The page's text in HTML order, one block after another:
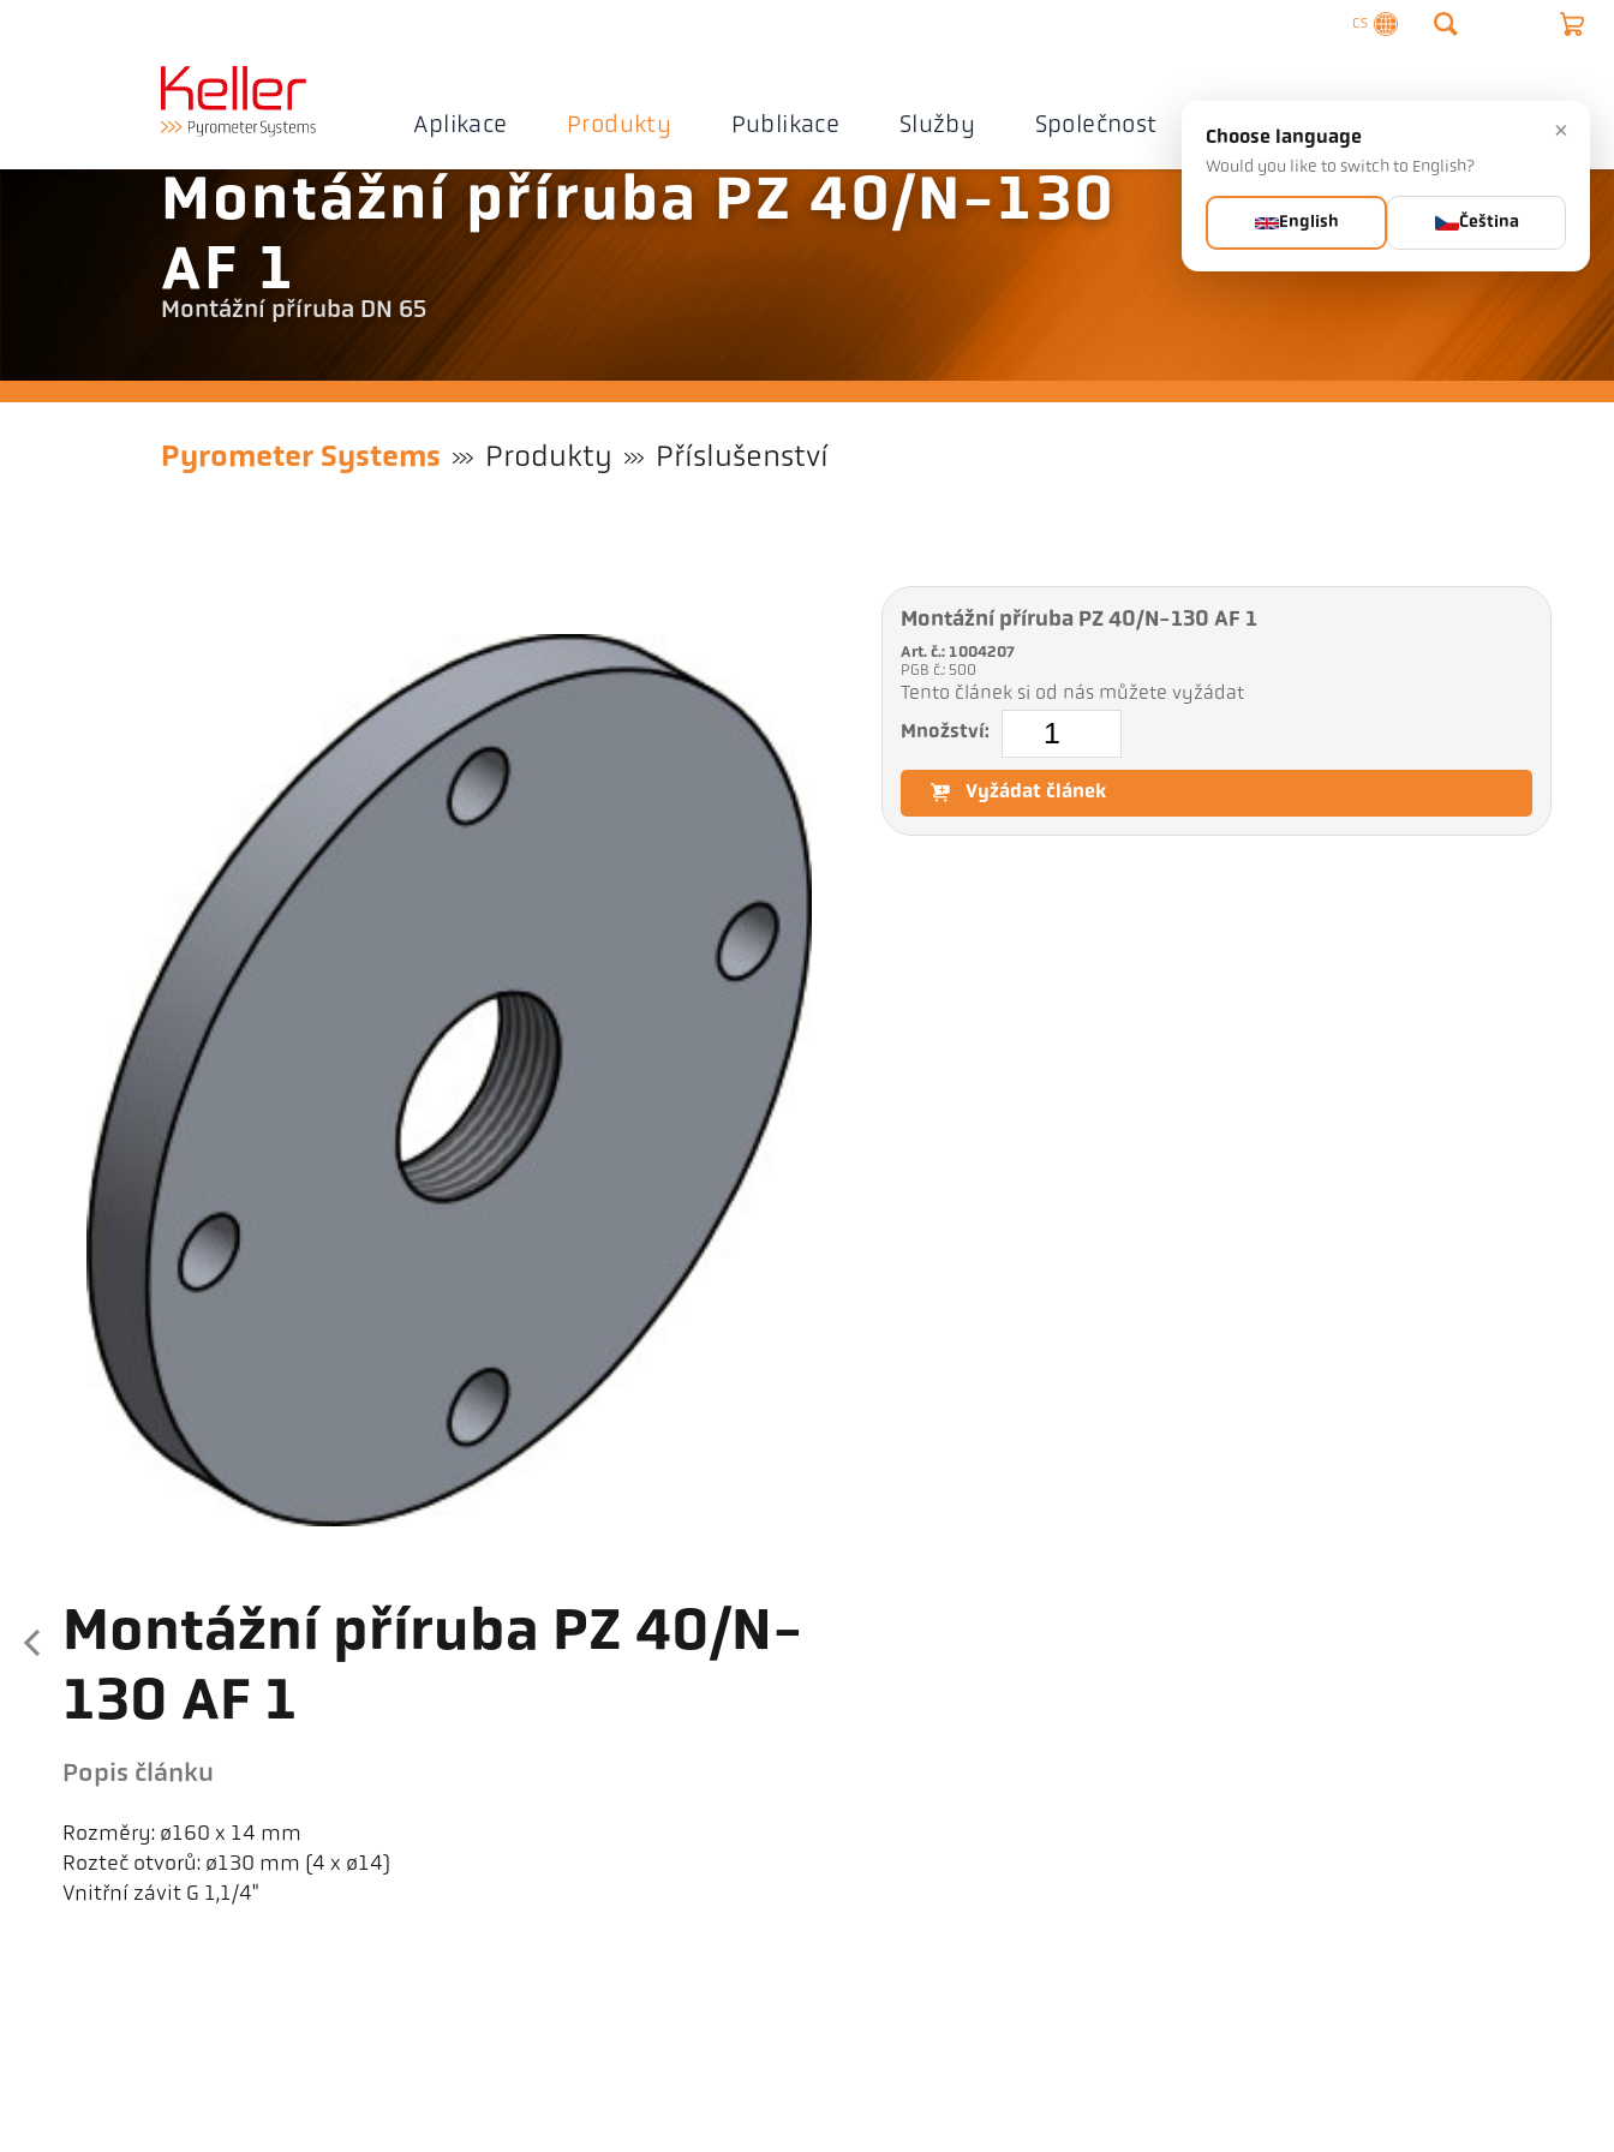
CS
Aplikace Produkty Publikace Služby Společnost Kontaktujte nás
Montážní příruba PZ 40/N-130
AF 1
Montážní příruba DN 65
Pyrometer Systems Produkty Příslušenství
Montážní příruba PZ 40/N-
130 AF 1
Popis článku
Rozměry: ø160 x 14 mm
Rozteč otvorů: ø130 mm (4 x ø14)
Vnitřní závit G 1,1/4"
Montážní příruba PZ 40/N-130 AF 1
Art. č.: 1004207
PGB č.: 500
Tento článek si od nás můžete vyžádat
Množství:
Vyžádat článek
×
Choose language
Would you like to switch to English?
English Čeština